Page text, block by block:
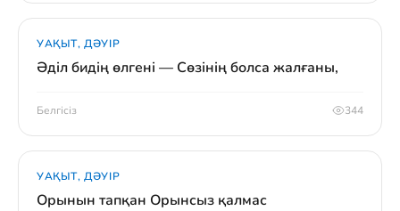
УАҚЫТ, ДӘУІР
Әділ бидің өлгені — Сөзінің болса жалғаны,
Белгісіз 344
УАҚЫТ, ДӘУІР
Орынын тапқан Орынсыз қалмас